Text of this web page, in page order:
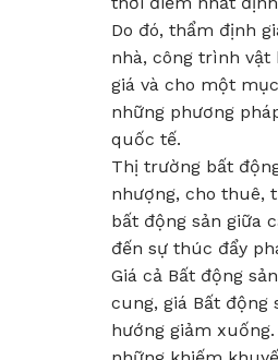
Do đó, thẩm định
nhà, công trình
giá và cho một
những phương
quốc tế.
Thị trường bất
nhượng, cho thuê,
bất động sản giữa
đến sự thúc đẩy
Giá cả Bất động
cung, giá Bất động
hướng giảm